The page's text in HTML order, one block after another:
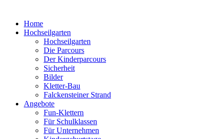
Home
Hochseilgarten
Hochseilgarten
Die Parcours
Der Kinderparcours
Sicherheit
Bilder
Kletter-Bau
Falckensteiner Strand
Angebote
Fun-Klettern
Für Schulklassen
Für Unternehmen